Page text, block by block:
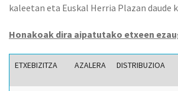
kaleetan eta Euskal Herria Plazan daude
Honakoak dira aipatutako etxeen
ETXEBIZITZA AZALERA DISTRIBUZIOA